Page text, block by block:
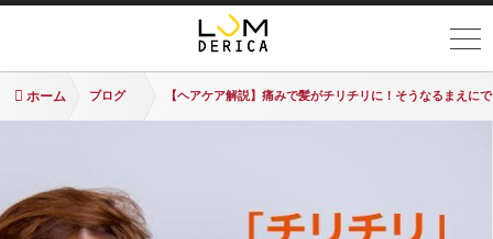
ホーム ブログ 【ヘアケア解説】痛みで髪がチリチリに！そうなるまえに